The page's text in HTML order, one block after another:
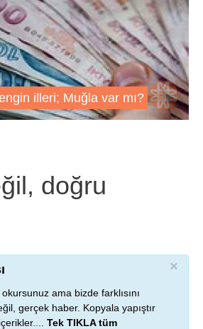
illeri; Muğla var mı?
doğru
×
ama bizde farklısını
gerçek haber. Kopyala yapıştır
Tek TIKLA tüm